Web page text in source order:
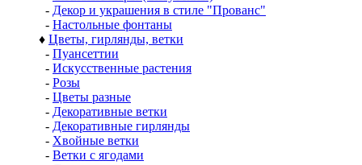
- Декор и украшения в стиле "Прованс"
- Настольные фонтаны
♦ Цветы, гирлянды, ветки
- Пуансеттии
- Искусственные растения
- Розы
- Цветы разные
- Декоративные ветки
- Декоративные гирлянды
- Хвойные ветки
- Ветки с ягодами